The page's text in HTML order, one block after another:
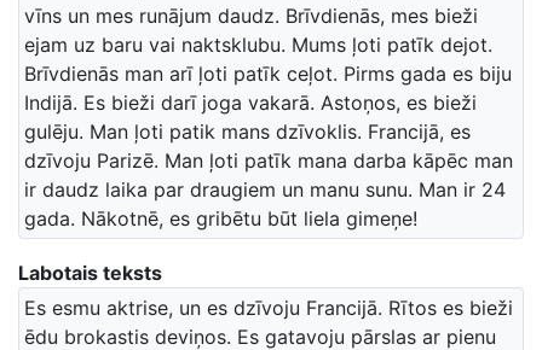
vīns un mes runājum daudz. Brīvdienās, mes bieži
ejam uz baru vai naktsklubu. Mums ļoti patīk dejot.
Brīvdienās man arī ļoti patīk ceļot. Pirms gada es biju
Indijā. Es bieži darī joga vakarā. Astoņos, es bieži
gulēju. Man ļoti patik mans dzīvoklis. Francijā, es
dzīvoju Parizē. Man ļoti patīk mana darba kāpēc man
ir daudz laika par draugiem un manu sunu. Man ir 24
gada. Nākotnē, es gribētu būt liela gimeņe!
Labotais teksts
Es esmu aktrise, un es dzīvoju Francijā. Rītos es bieži
ēdu brokastis deviņos. Es gatavoju pārslas ar pienu